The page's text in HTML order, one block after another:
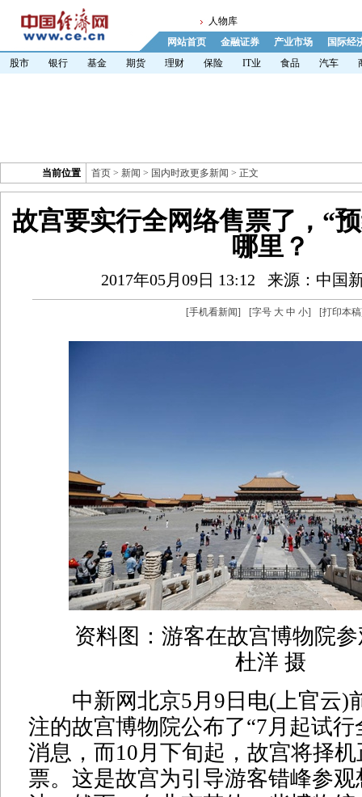
人物库
网站首页
金融证券 产业市场
国际经
股市
银行 基金 期货 理财 保险 IT业 食品 汽车
当前位置 首页 > 新闻 > 国内时政更多新闻 > 正文
故宫要实行全网络售票了，“
哪里？
2017年05月09日 13:12 来源：中国
[手机看新闻] [字号 大 中 小] [打印本稿
资料图：游客在故宫博物院参
杜洋 摄
中新网北京5月9日电(上官云)
注的故宫博物院公布了“7月起试行
消息，而10月下旬起，故宫将择
票。这是故宫为引导游客错峰参